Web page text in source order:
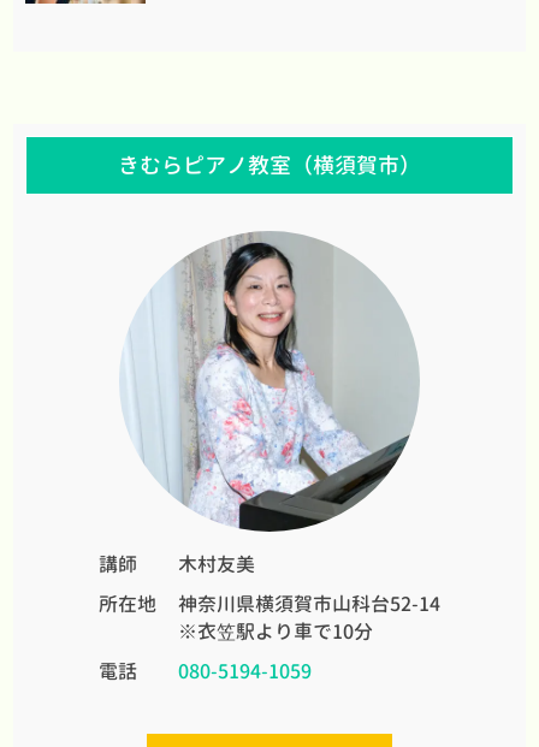
きむらピアノ教室（横須賀市）
講師
木村友美
所在地
神奈川県横須賀市山科台52-14
※衣笠駅より車で10分
電話
080-5194-1059